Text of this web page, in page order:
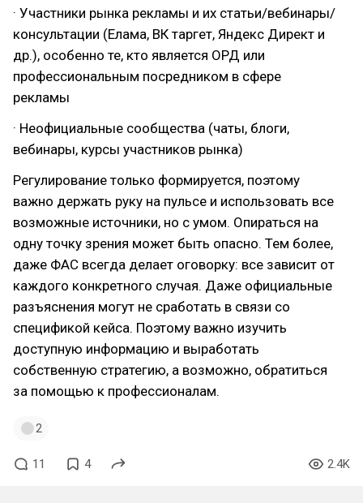
· Участники рынка рекламы и их статьи/вебинары/
консультации (Елама, ВК таргет, Яндекс Директ и
др.), особенно те, кто является ОРД или
профессиональным посредником в сфере
рекламы
· Неофициальные сообщества (чаты, блоги,
вебинары, курсы участников рынка)
Регулирование только формируется, поэтому
важно держать руку на пульсе и использовать все
возможные источники, но с умом. Опираться на
одну точку зрения может быть опасно. Тем более,
даже ФАС всегда делает оговорку: все зависит от
каждого конкретного случая. Даже официальные
разъяснения могут не сработать в связи со
спецификой кейса. Поэтому важно изучить
доступную информацию и выработать
собственную стратегию, а возможно, обратиться
за помощью к профессионалам.
2
11 4 2.4K